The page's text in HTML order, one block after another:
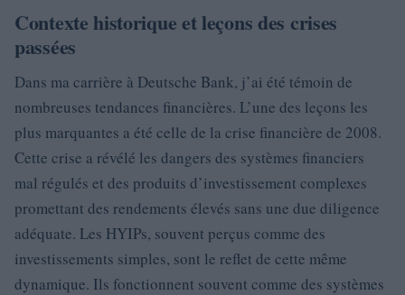
Contexte historique et leçons des crises
passées
Dans ma carrière à Deutsche Bank, j’ai été témoin de
nombreuses tendances financières. L’une des leçons les
plus marquantes a été celle de la crise financière de 2008.
Cette crise a révélé les dangers des systèmes financiers
mal régulés et des produits d’investissement complexes
promettant des rendements élevés sans une due diligence
adéquate. Les HYIPs, souvent perçus comme des
investissements simples, sont le reflet de cette même
dynamique. Ils fonctionnent souvent comme des systèmes